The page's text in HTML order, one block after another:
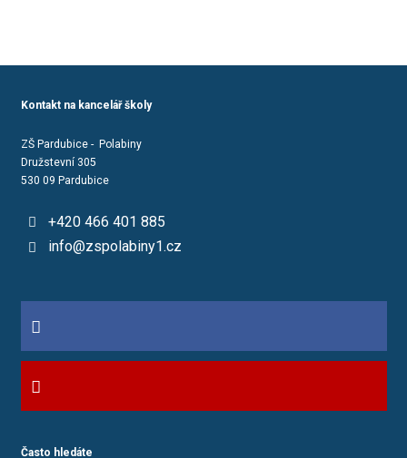
Kontakt na kancelář školy
ZŠ Pardubice - Polabiny
Družstevní 305
530 09 Pardubice
+420 466 401 885
info@zspolabiny1.cz
Často hledáte